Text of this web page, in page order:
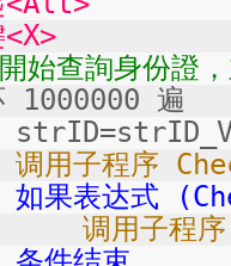
查詢身份證，
1000000 遍
子程序
表达式
用子程序